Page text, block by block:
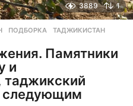
3889 1
,ПОДБОРКА ,ТАДЖИКИСТАН
Памятники
и
следующим